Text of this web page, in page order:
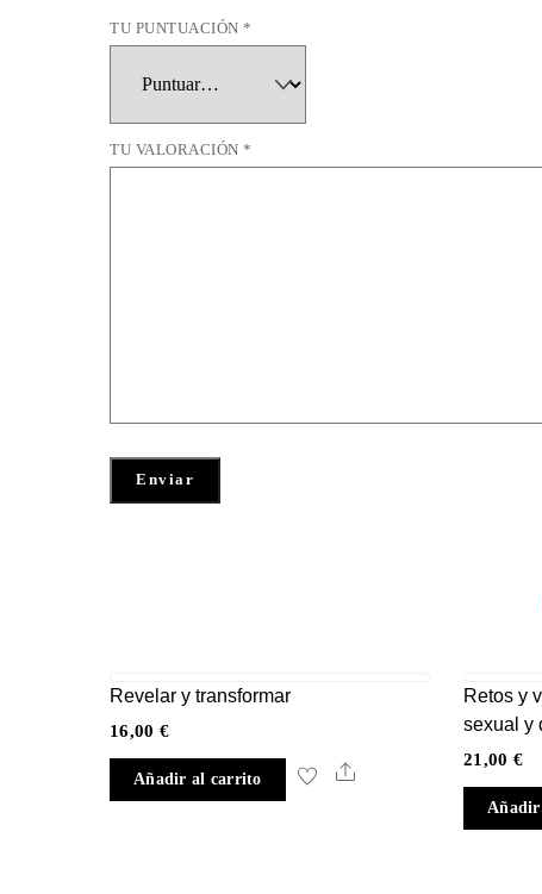
TU PUNTUACIÓN*
TU VALORACIÓN*
Revelar y transformar
16,00 €
Añadir al carrito Share
Retos y
sexual y
21,00 €